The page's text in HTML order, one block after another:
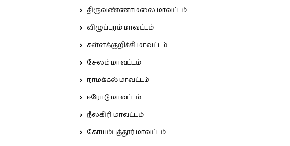
திருவண்ணாமலை மாவட்டம்
விழுப்புரம் மாவட்டம்
கள்ளக்குறிச்சி மாவட்டம்
சேலம் மாவட்டம்
நாமக்கல் மாவட்டம்
ஈரோடு மாவட்டம்
நீலகிரி மாவட்டம்
கோயம்புத்தூர் மாவட்டம்